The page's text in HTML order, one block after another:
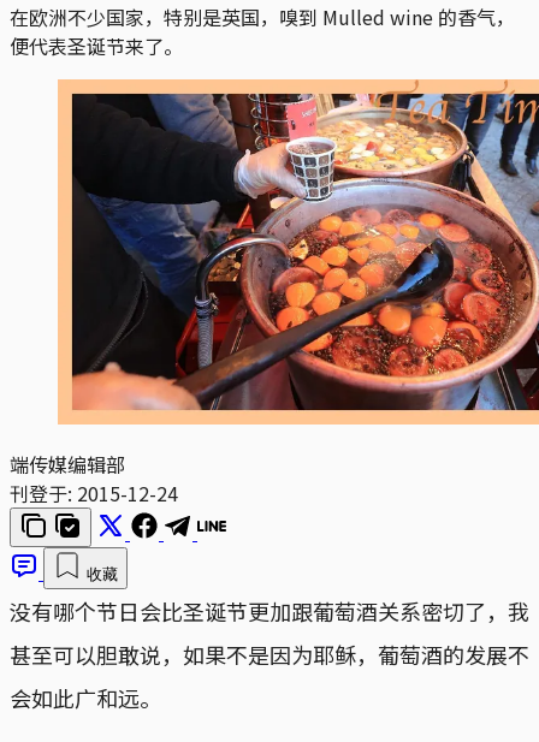
在欧洲不少国家，特别是英国，嗅到 Mulled wine 的香气，
便代表圣诞节来了。
端传媒编辑部
刊登于: 2015-12-24
收藏
没有哪个节日会比圣诞节更加跟葡萄酒关系密切了，我
甚至可以胆敢说，如果不是因为耶稣，葡萄酒的发展不
会如此广和远。